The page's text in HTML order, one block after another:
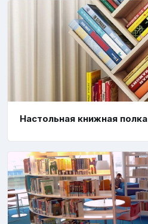
Настольная книжная полка